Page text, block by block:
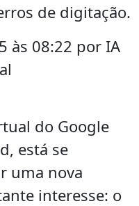
de digitação.
às 08:22 por IA
do Google
está se
uma nova
interesse: o